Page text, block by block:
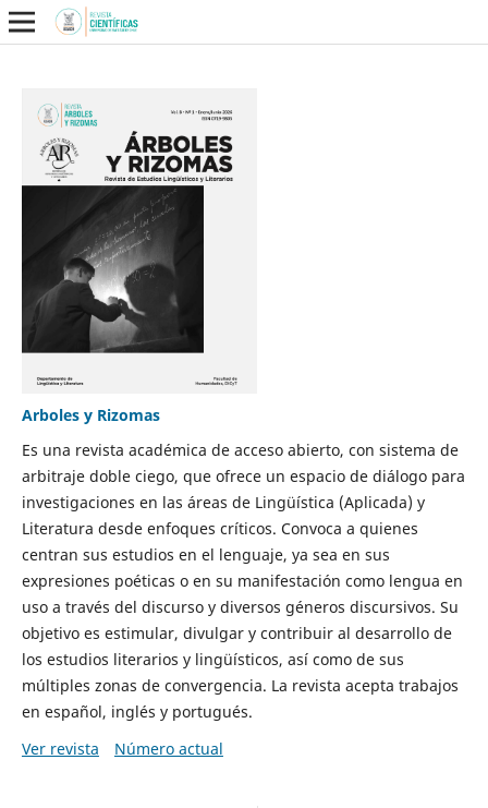
Arboles y Rizomas
Es una revista académica de acceso abierto, con sistema de
arbitraje doble ciego, que ofrece un espacio de diálogo para
investigaciones en las áreas de Lingüística (Aplicada) y
Literatura desde enfoques críticos. Convoca a quienes
centran sus estudios en el lenguaje, ya sea en sus
expresiones poéticas o en su manifestación como lengua en
uso a través del discurso y diversos géneros discursivos. Su
objetivo es estimular, divulgar y contribuir al desarrollo de
los estudios literarios y lingüísticos, así como de sus
múltiples zonas de convergencia. La revista acepta trabajos
en español, inglés y portugués.
Ver revista
Número actual